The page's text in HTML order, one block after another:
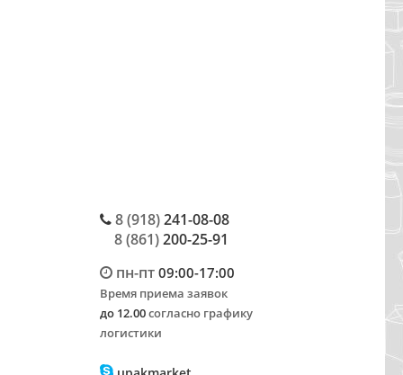
8 (918)241-08-08
8 (861)200-25-91
пн-пт09:00-17:00
Время приема заявок
до 12.00согласно графику
логистики